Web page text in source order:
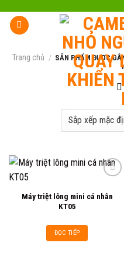
content
Trang chủ / SẢN PHẨM ĐƯỢC
Máy triệt lông mini cá nhân
KT05
ĐỌC TIẾP